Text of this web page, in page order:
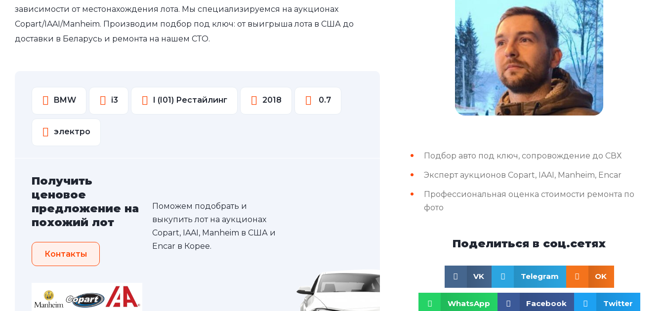
зависимости от местонахождения лота. Мы специализируемся на аукционах
Copart/IAAI/Manheim. Производим подбор под ключ: от выигрыша лота в США до
доставки в Беларусь и ремонта на нашем СТО.
BMW i3 I (I01) Рестайлинг 2018 0.7
электро
Получить
ценовое
предложение на
похожий лот
Контакты
Поможем подобрать и
выкупить лот на аукционах
Copart, IAAI, Manheim в США и
Encar в Корее.
Подбор авто под ключ, сопровождение до СВХ
Эксперт аукционов Copart, IAAI, Manheim, Encar
Профессиональная оценка стоимости ремонта по
фото
Поделиться в соц.сетях
VK Telegram OK
WhatsApp Facebook Twitter